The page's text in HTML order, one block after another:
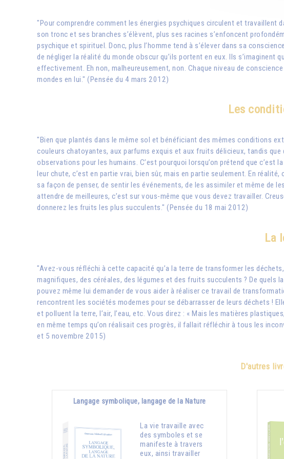
"Pour comprendre comment les énergies psychiques circulent et travaillent
son tronc et ses branches s’élèvent, plus ses racines s’enfoncent
psychique et spirituel. Donc, plus l’homme tend à s’élever dans sa
de négliger la réalité du monde obscur qu’ils portent en eux. Ils
effectivement. Eh non, malheureusement, non. Chaque niveau de
mondes en lui." (Pensée du 4 mars 2012)
Les
"Bien que plantés dans le même sol et bénéficiant des mêmes conditions
couleurs chatoyantes, aux parfums exquis et aux fruits délicieux, tandis
observations pour les humains. C’est pourquoi lorsqu’on prétend que
leur chute, c’est en partie vrai, bien sûr, mais en partie seulement. En
sa façon de penser, de sentir les événements, de les assimiler et même de
attendre de meilleures, c’est sur vous-même que vous devez travailler.
donnerez les fruits les plus succulents." (Pensée du 18 mai 2012)
La
"Avez-vous réfléchi à cette capacité qu’a la terre de transformer les
magnifiques, des céréales, des légumes et des fruits succulents ? De quels
pouvez même lui demander de vous aider à réaliser ce travail de
rencontrent les sociétés modernes pour se débarrasser de leurs déchets !
et polluent la terre, l’air, l’eau, etc. Vous direz : « Mais les matières
en même temps qu’on réalisait ces progrès, il fallait réfléchir à tous les
et 5 novembre 2015)
D'autres
Langage symbolique, langage de la Nature
La vie travaille avec
des symboles et se
manifeste à travers
eux, ainsi travailler